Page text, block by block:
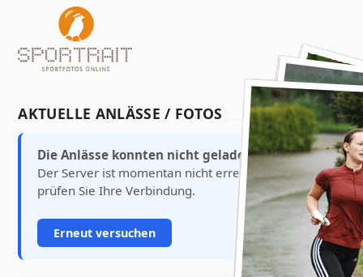
AKTUELLE ANLÄSSE / FOTOS
Die Anlässe konnten nicht geladen werden.
Der Server ist momentan nicht erreichbar. Bitte
prüfen Sie Ihre Verbindung.
Erneut versuchen